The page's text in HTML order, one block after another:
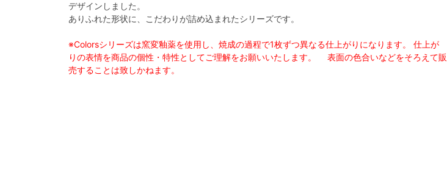
デザインしました。
ありふれた形状に、こだわりが詰め込まれたシリーズです。
※Colorsシリーズは窯変釉薬を使用し、焼成の過程で1枚ずつ異なる仕上がりになります。 仕上が
りの表情を商品の個性・特性としてご理解をお願いいたします。 表面の色合いなどをそろえて販
売することは致しかねます。